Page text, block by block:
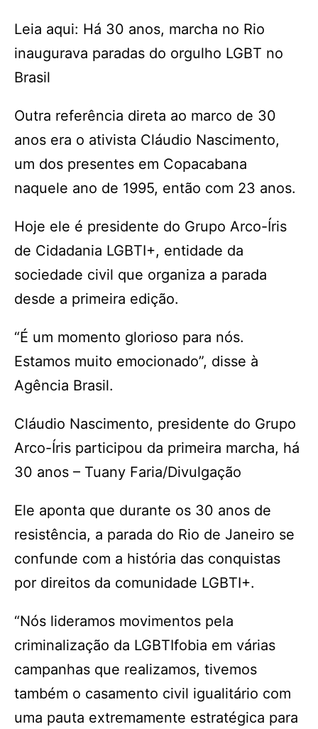
Leia aqui: Há 30 anos, marcha no Rio
inaugurava paradas do orgulho LGBT no
Brasil
Outra referência direta ao marco de 30
anos era o ativista Cláudio Nascimento,
um dos presentes em Copacabana
naquele ano de 1995, então com 23 anos.
Hoje ele é presidente do Grupo Arco-Íris
de Cidadania LGBTI+, entidade da
sociedade civil que organiza a parada
desde a primeira edição.
“É um momento glorioso para nós.
Estamos muito emocionado”, disse à
Agência Brasil.
Cláudio Nascimento, presidente do Grupo
Arco-Íris participou da primeira marcha, há
30 anos – Tuany Faria/Divulgação
Ele aponta que durante os 30 anos de
resistência, a parada do Rio de Janeiro se
confunde com a história das conquistas
por direitos da comunidade LGBTI+.
“Nós lideramos movimentos pela
criminalização da LGBTIfobia em várias
campanhas que realizamos, tivemos
também o casamento civil igualitário com
uma pauta extremamente estratégica para